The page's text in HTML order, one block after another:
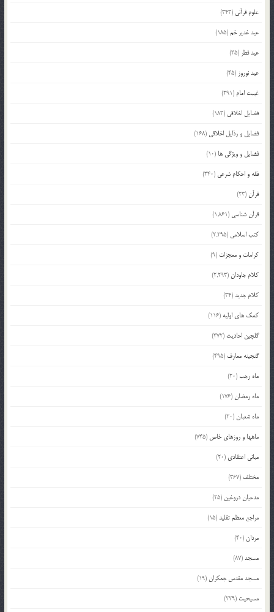
علوم قرآنی (343)
عید غدیر خم(185)
عید فطر (35)
عید نوروز (45)
غیبت امام (291)
فضایل اخلاقی (183)
فضایل و رذایل اخلاقی (168)
فضایل و ویژگی ها (10)
فقه و احکام شرعی (340)
قرآن(23)
قرآن شناسی (1,861)
کتب اسلامی (2,295)
کرامات و معجزات (9)
کلام جاودان(2,293)
کلام جدید(34)
کمک های اولیه (116)
گلچین احادیث (372)
گنجینه معارف (495)
ماه رجب(20)
ماه رمضان(176)
ماه شعبان(20)
ماهها و روزهای خاص (745)
مبانی اعتقادی (20)
مختلف (367)
مدعیان دروغین (25)
مراجع معظم تقلید(15)
مردان(40)
مسجد(87)
مسجد مقدس جمکران(19)
مسیحیت (229)